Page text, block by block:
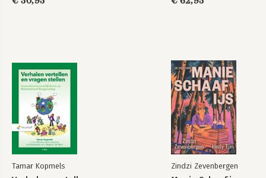
3.2 Deskundigheid van ouders 68
3.7 Bufferprocessen 79
3.8 Leefwereld 81
4 Gesprekken met ouders (en hun kinderen) 83
4.1 Niet-geplande gesprekken 83
4.2 Geplande gesprekken 84
4.3 Gesprekssoorten 85
4.4 Tienminutengesprek 94
4.6 Lagen van communicatie 98
Tamar Kopmels Zindzi Zevenbergen